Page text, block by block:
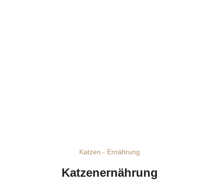
Katzen - Ernährung
Katzenernährung